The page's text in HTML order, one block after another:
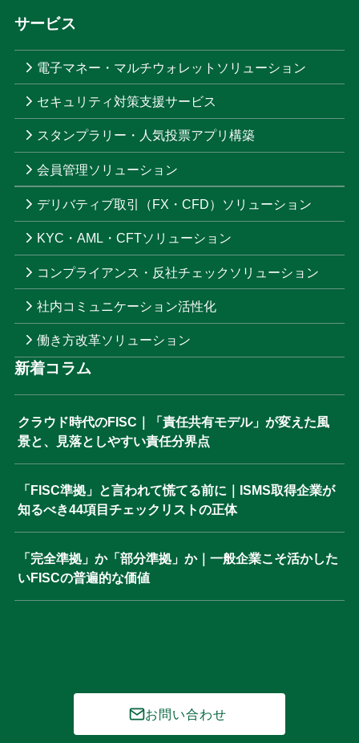
サービス
電子マネー・マルチウォレットソリューション
セキュリティ対策支援サービス
スタンプラリー・人気投票アプリ構築
会員管理ソリューション
デリバティブ取引（FX・CFD）ソリューション
KYC・AML・CFTソリューション
コンプライアンス・反社チェックソリューション
社内コミュニケーション活性化
働き方改革ソリューション
新着コラム
クラウド時代のFISC｜「責任共有モデル」が変えた風
景と、見落としやすい責任分界点
「FISC準拠」と言われて慌てる前に｜ISMS取得企業が
知るべき44項目チェックリストの正体
「完全準拠」か「部分準拠」か｜一般企業こそ活かした
いFISCの普遍的な価値
お問い合わせ